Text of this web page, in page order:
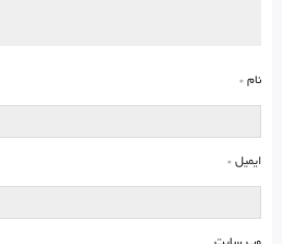
نام *
ایمیل *